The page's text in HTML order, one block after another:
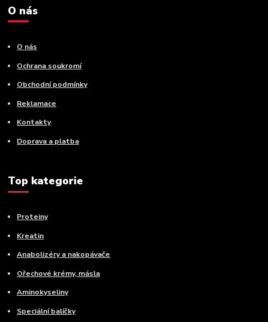
O nás
O nás
Ochrana soukromí
Obchodní podmínky
Reklamace
Kontakty
Doprava a platba
Top kategorie
Proteiny
Kreatin
Anabolizéry a nakopávače
Ořechové krémy, másla
Aminokyseliny
Speciální balíčky